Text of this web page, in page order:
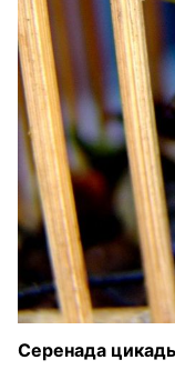
Серенада